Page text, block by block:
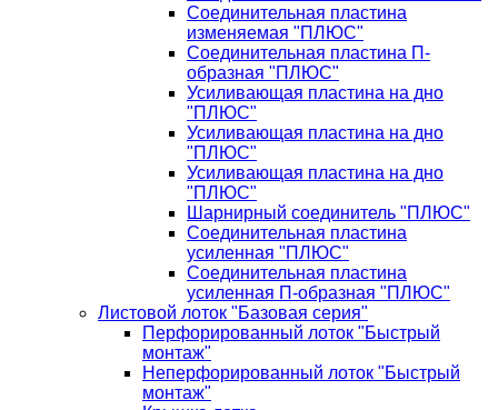
Соединительная пластина
изменяемая "ПЛЮС"
Соединительная пластина П-
образная "ПЛЮС"
Усиливающая пластина на дно
"ПЛЮС"
Усиливающая пластина на дно
"ПЛЮС"
Усиливающая пластина на дно
"ПЛЮС"
Шарнирный соединитель "ПЛЮС"
Соединительная пластина
усиленная "ПЛЮС"
Соединительная пластина
усиленная П-образная "ПЛЮС"
Листовой лоток "Базовая серия"
Перфорированный лоток "Быстрый
монтаж"
Неперфорированный лоток "Быстрый
монтаж"